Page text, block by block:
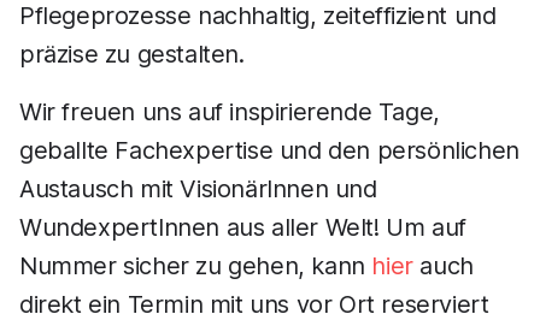
Pflegeprozesse nachhaltig, zeiteffizient und
präzise zu gestalten.
Wir freuen uns auf inspirierende Tage,
geballte Fachexpertise und den persönlichen
Austausch mit VisionärInnen und
WundexpertInnen aus aller Welt! Um auf
Nummer sicher zu gehen, kann hierauch
direkt ein Termin mit uns vor Ort reserviert